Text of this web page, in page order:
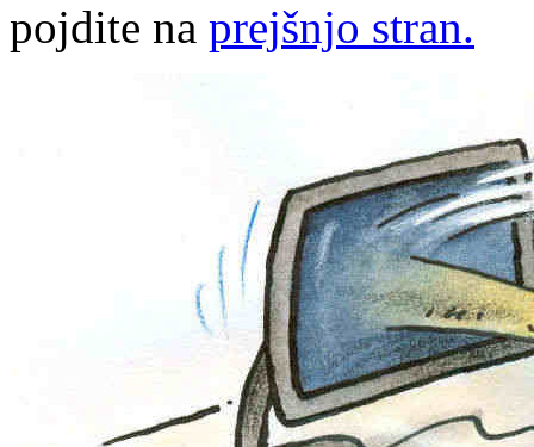
pojdite na prejšnjo stran.